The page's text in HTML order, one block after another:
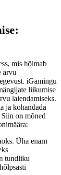
mis hõlmab
arvu
iGamingu
liikumise
laiendamiseks.
ja kohandada
on mõned
Üha enam
tundliku